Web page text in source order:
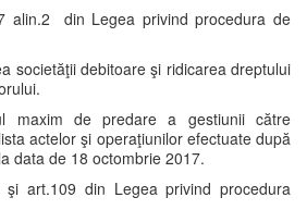
alin.2 din Legea privind procedura de
societăţii debitoare şi ridicarea dreptului
maxim de predare a gestiunii către
actelor şi operaţiunilor efectuate după
data de 18 octombrie 2017.
art.109 din Legea privind procedura